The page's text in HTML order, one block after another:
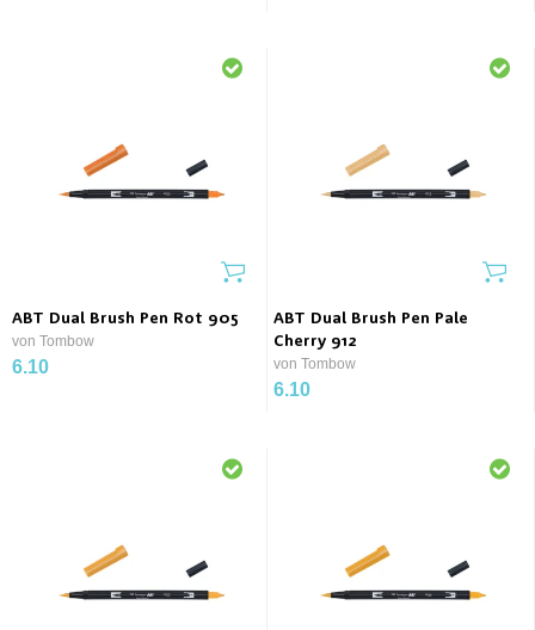
ABT Dual Brush Pen Rot 905
von Tombow
6.10
ABT Dual Brush Pen Pale
Cherry 912
von Tombow
6.10